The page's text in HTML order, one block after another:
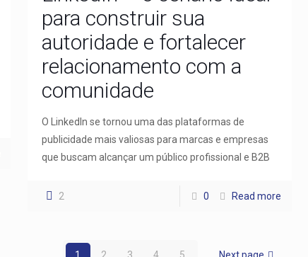
para construir sua
autoridade e fortalecer
relacionamento com a
comunidade
O LinkedIn se tornou uma das plataformas de
publicidade mais valiosas para marcas e empresas
que buscam alcançar um público profissional e B2B
2 0 Read more
1 2 3 4 5 Next page